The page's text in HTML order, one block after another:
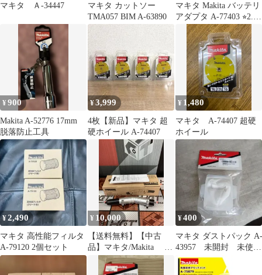
マキタ Ａ-34447
マキタ カットソー
TMA057 BIM A-63890
マキタ Makita バッテリ
アダプタ A-77403 ⭐︎2.3
回使用⭐︎
¥900
Makita A-52776 17mm
脱落防止工具
¥3,999
4枚【新品】マキタ 超
硬ホイール A-74407
¥ 1,480
マキタ A-74407 超硬
ホイール
¥2,490
マキタ 高性能フィルタ
A-79120 2個セット
¥ 10,000
【送料無料】【中古
品】マキタ/Makita A-
75079 角度変更アタ
ッチメント【ハンズク
¥400
マキタ ダストパック A-
43957 未開封 未使
用 掃除機